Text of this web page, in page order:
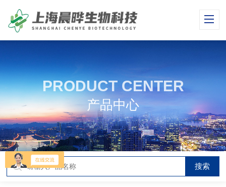
PRODUCT CENTER
产品中心